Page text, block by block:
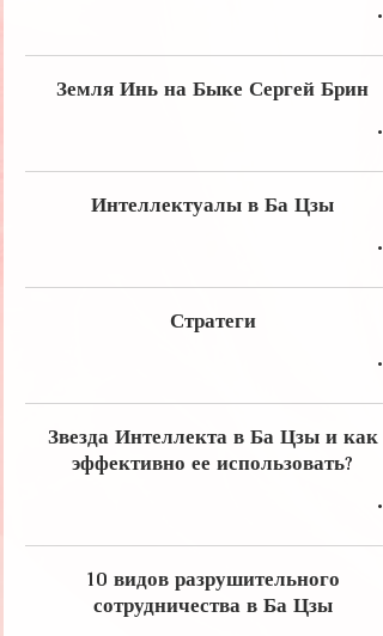
Земля Инь на Быке Сергей Брин
Интеллектуалы в Ба Цзы
Стратеги
Звезда Интеллекта в Ба Цзы и как
эффективно ее использовать?
10 видов разрушительного
сотрудничества в Ба Цзы